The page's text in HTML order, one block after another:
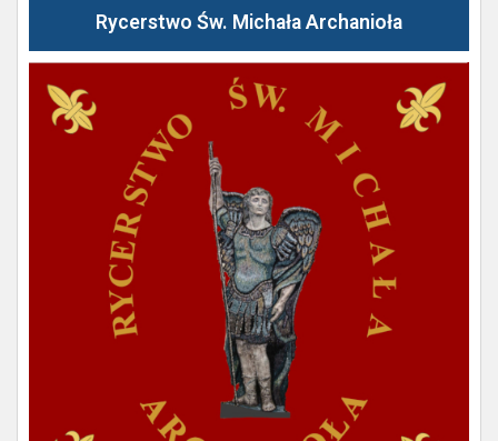
Rycerstwo Św. Michała Archanioła